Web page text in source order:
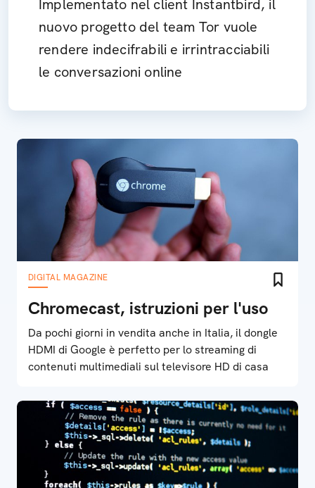
Implementato nel client Instantbird, il
nuovo progetto del team Tor vuole
rendere indecifrabili e irrintracciabili
le conversazioni online
DIGITAL MAGAZINE
Chromecast, istruzioni per l'uso
Da pochi giorni in vendita anche in Italia, il dongle
HDMI di Google è perfetto per lo streaming di
contenuti multimediali sul televisore HD di casa